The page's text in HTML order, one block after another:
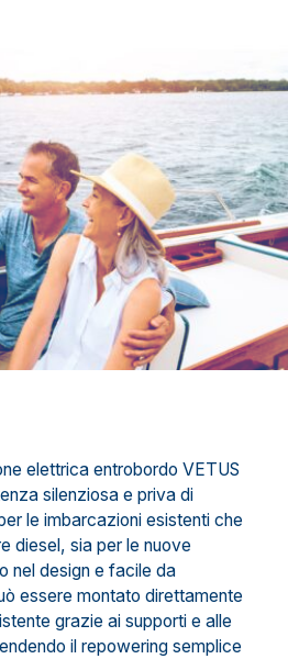
elettrica entrobordo VETUS
silenziosa e priva di
le imbarcazioni esistenti che
diesel, sia per le nuove
nel design e facile da
essere montato direttamente
grazie ai supporti e alle
il repowering semplice